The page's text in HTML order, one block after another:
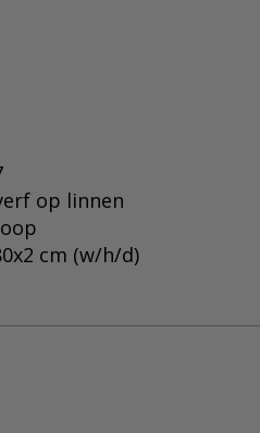
op linnen
cm (w/h/d)